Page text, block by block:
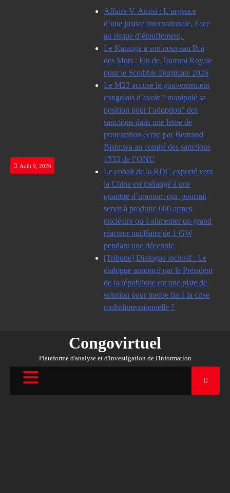
Août 9, 2026
Affaire V. Amisi : L’urgence
d’une justice internationale, Face
au risque d’étouffement,
Le Katanga a son nouveau Roi
des Mots : Fin de Tournoi Royale
pour le Scrabble Duplicate 2026
Le M23 accuse le gouvernement
congolais d’avoir “ manipulé sa
position pour l’adoption” des
sanctions dans une lettre de
protestation écrite par Bertrand
Bisimwa au comité des sanctions
1533 de l’ONU
Le cobalt de la RDC exporté vers
la Chine est mélangé à une
quantité d’uranium qui pourrait
servir à produire 600 armes
nucléaire ou à alimenter un grand
réacteur nucléaire de 1 GW
pendant une décennie
[Tribune] Dialogue inclusif : Le
dialogue annoncé par le Président
de la république est une piste de
solution pour mettre fin à la crise
multidimensionnelle ?
Congovirtuel
Plateforme d'analyse et d'investigation de l'information